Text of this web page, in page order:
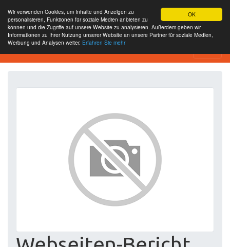
OK
Wir verwenden Cookies, um Inhalte und Anzeigen zu
personalisieren, Funktionen für soziale Medien anbieten zu
können und die Zugriffe auf unsere Website zu analysieren. Außerdem geben wir
Informationen zu Ihrer Nutzung unserer Website an unsere Partner für soziale Medien,
Werbung und Analysen weiter. Erfahren Sie mehr
SEO Analytics